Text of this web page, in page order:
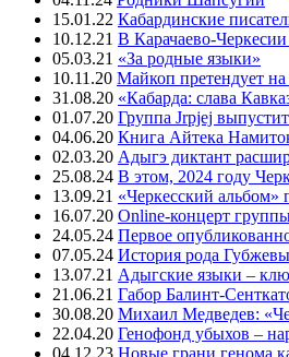
15.01.22 Кабардинские
10.12.21 В Карачаево-
05.03.21 «За родные языки»
10.11.20 Майкоп претендует
31.08.20 «Кабарда: слава
01.07.20 Группа Jrpjej
04.06.20 Книга Айтека
02.03.20 Адыгэ диктант
25.08.24 В этом, 2024 году
13.09.21 «Черкесский альбом»
16.07.20 Online-концерт
24.05.24 Первое
07.05.24 История рода
13.07.21 Адыгские языки –
21.06.21 Габор Балинт-
30.08.20 Михаил Медведев:
22.04.20 Генофонд убыхов –